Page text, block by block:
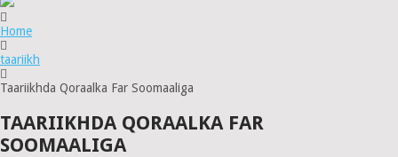
Home
taariikh
Taariikhda Qoraalka Far Soomaaliga
TAARIIKHDA QORAALKA FAR
SOOMAALIGA